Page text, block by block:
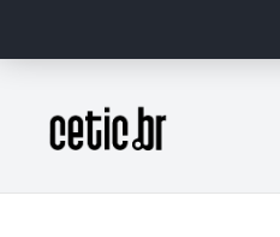
Página inicial